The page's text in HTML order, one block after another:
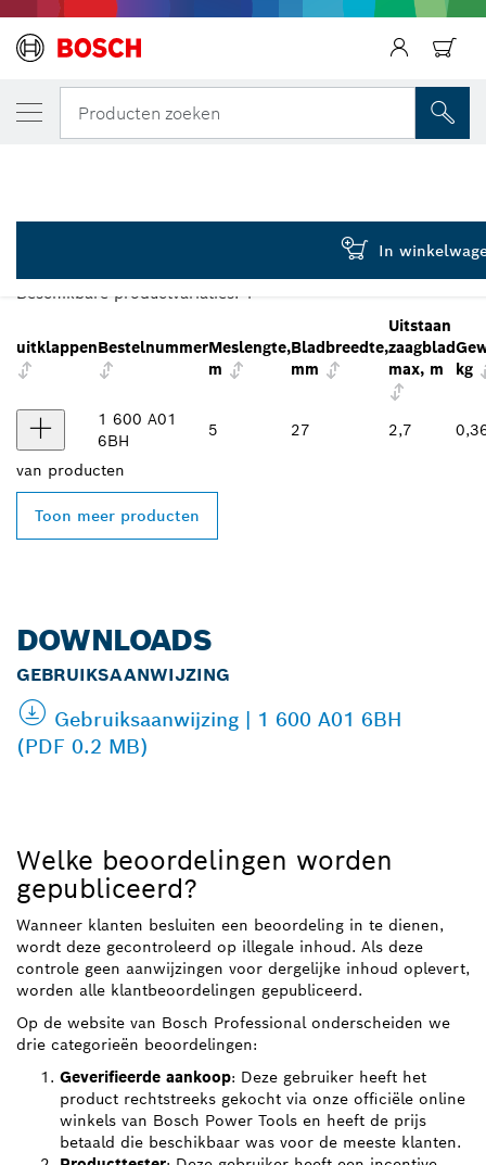
Producten zoeken
JOUW GESELECTEERDE VARIANT
Rolmaat 5 m
1 600 A01 6BH
In
VARIANTENOVERZICHT
Beschikbare productvariaties: 1
uitklappenBestelnummerMeslengte,
m
Bladbreedte,
mm
Uitstaan
zaagblad
max, m
kg
1 600 A01
6BH
5 27 2,7
van producten
Toon meer producten
DOWNLOADS
GEBRUIKSAANWIJZING
Gebruiksaanwijzing | 1 600 A01 6BH
(PDF 0.2 MB)
Welke beoordelingen worden
gepubliceerd?
Wanneer klanten besluiten een beoordeling in te dienen,
wordt deze gecontroleerd op illegale inhoud. Als deze
controle geen aanwijzingen voor dergelijke inhoud oplevert,
worden alle klantbeoordelingen gepubliceerd.
Op de website van Bosch Professional onderscheiden we
drie categorieën beoordelingen:
Geverifieerde aankoop: Deze gebruiker heeft het
product rechtstreeks gekocht via onze officiële online
winkels van Bosch Power Tools en heeft de prijs
betaald die beschikbaar was voor de meeste klanten.